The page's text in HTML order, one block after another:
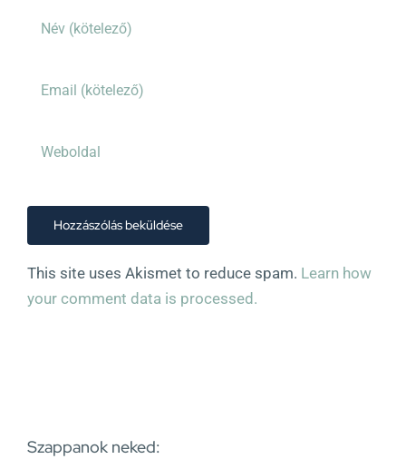
This site uses Akismet to reduce spam. Learn how
your comment data is processed.
Szappanok neked: